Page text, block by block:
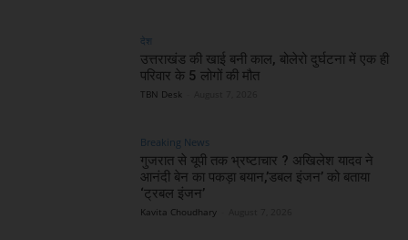
देश
उत्तराखंड की खाई बनी काल, बोलेरो दुर्घटना में एक ही
परिवार के 5 लोगों की मौत
TBN Desk
Breaking News
गुजरात से यूपी तक भ्रष्टाचार ? अखिलेश यादव ने
आनंदी बेन का पकड़ा बयान,’डबल इंजन’ को बताया
‘ट्रबल इंजन’
Kavita Choudhary